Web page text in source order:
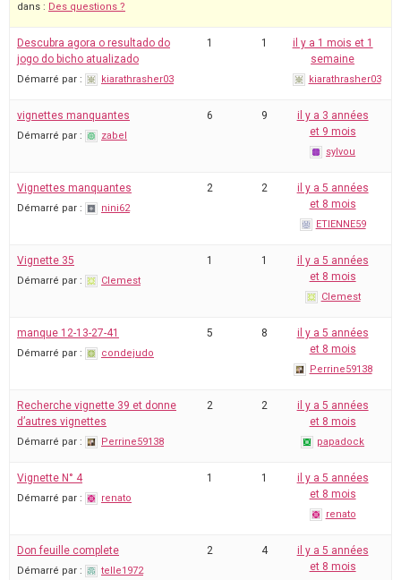
dans : Des questions ?
Descubra agora o resultado do
jogo do bicho atualizado
Démarré par : kiarathrasher03
1 1
il y a 1 mois et 1
semaine
kiarathrasher03
vignettes manquantes
Démarré par : zabel
6 9
il y a 3 années
et 9 mois
sylvou
Vignettes manquantes
Démarré par : nini62
2 2
il y a 5 années
et 8 mois
ETIENNE59
Vignette 35
Démarré par : Clemest
1 1
il y a 5 années
et 8 mois
Clemest
manque 12-13-27-41
Démarré par : condejudo
5 8
il y a 5 années
et 8 mois
Perrine59138
Recherche vignette 39 et donne
d’autres vignettes
Démarré par : Perrine59138
2 2
il y a 5 années
et 8 mois
papadock
Vignette N° 4
Démarré par : renato
1 1
il y a 5 années
et 8 mois
renato
Don feuille complete
Démarré par : telle1972
2 4
il y a 5 années
et 8 mois